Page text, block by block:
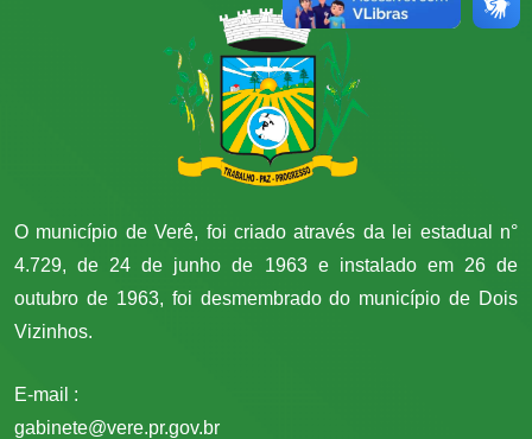
O município de Verê, foi criado através da lei estadual n°
4.729, de 24 de junho de 1963 e instalado em 26 de
outubro de 1963, foi desmembrado do município de Dois
Vizinhos.
E-mail :
gabinete@vere.pr.gov.br